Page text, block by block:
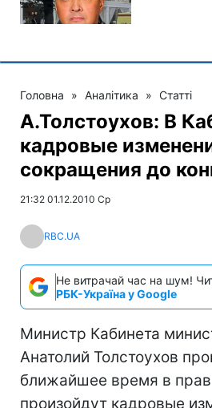
Головна » Аналітика » Статті
А.Толстоухов: В
кадровые
сокращения до
21:32 01.12.2010 Ср
RBC.UA
Не витрачай час на шум!
РБК-Україна у Google
Министр Кабинета
Анатолий Толстоухов
ближайшее время в
произойдут кадровые